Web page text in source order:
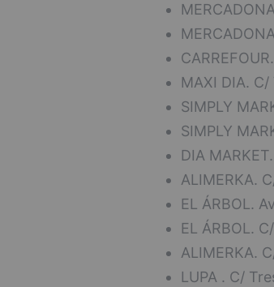
MAXI DIA.
SIMPLY
SIMPLY
DIA
ALIMERKA.
EL ÁRBOL.
EL ÁRBOL.
ALIMERKA.
LUPA . C/